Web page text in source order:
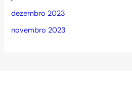
dezembro 2023
novembro 2023